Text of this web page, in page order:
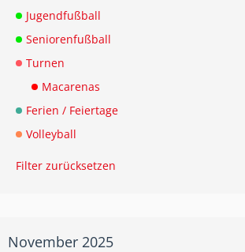
Jugendfußball
Seniorenfußball
Turnen
Macarenas
Ferien / Feiertage
Volleyball
Filter zurücksetzen
November 2025